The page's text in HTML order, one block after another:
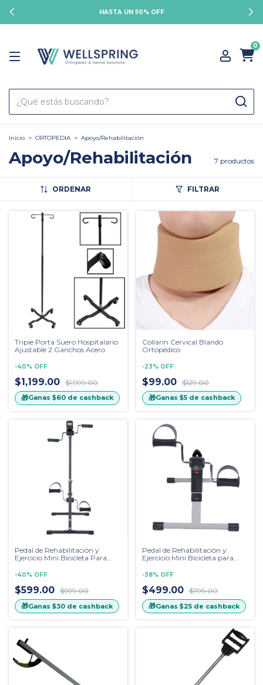
HASTA UN 50% OFF
0
Inicio > ORTOPEDIA > Apoyo/Rehabilitación
Apoyo/Rehabilitación 7 productos
ORDENAR FILTRAR
Tripie Porta Suero Hospitalario
Ajustable 2 Ganchos Acero
-40% OFF
$1,199.00 $1,999.00
🎁Ganas $60 de cashback
Collarin Cervical Blando
Ortopédico
-23% OFF
$99.00 $129.00
🎁Ganas $5de cashback
Pedal de Rehabilitación y
Ejercicio Mini Bicicleta Para
-40% OFF
$599.00 $999.00
🎁Ganas $30 de cashback
Pedal de Rehabilitación y
Ejercicio Mini Bicicleta para
-38% OFF
$499.00 $799.00
🎁Ganas $25de cashback